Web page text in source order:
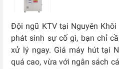
Đội ngũ KTV tại Nguyên
phát sinh sự cố gì, bạn chỉ
xử lý ngay. Giá máy hút tại
quá cao, vừa với ngân sách